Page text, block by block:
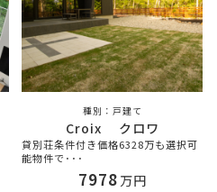
戸建て
Croix クロワ
貸別荘条件付き価格6328万も選択可
能物件で･･･
7978 万円